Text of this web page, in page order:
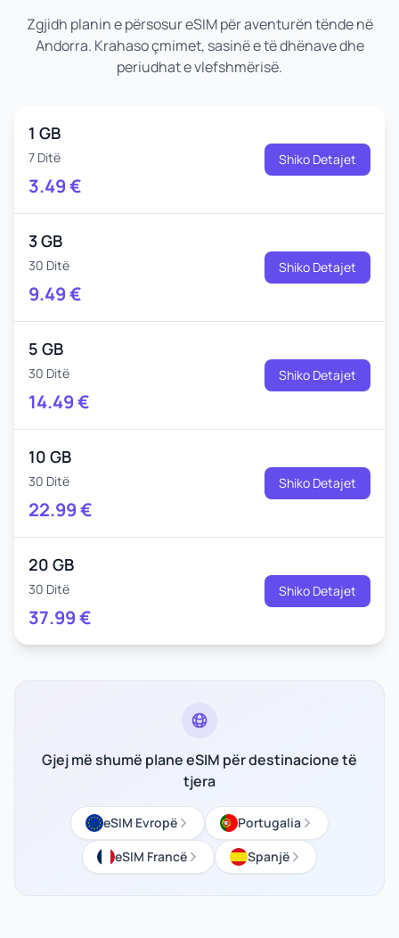
Zgjidh planin e përsosur eSIM për aventurën tënde në
Andorra. Krahaso çmimet, sasinë e të dhënave dhe
periudhat e vlefshmërisë.
1 GB
7 Ditë
3.49€
Shiko Detajet
3 GB
30 Ditë
9.49€
Shiko Detajet
5 GB
30 Ditë
14.49€
Shiko Detajet
10 GB
30 Ditë
22.99€
Shiko Detajet
20 GB
30 Ditë
37.99€
Shiko Detajet
Gjej më shumë plane eSIM për destinacione të
tjera
eSIM Evropë
Portugalia
eSIM Francë
Spanjë